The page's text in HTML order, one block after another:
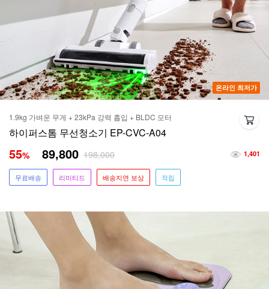
온라인 최저가
1.9kg 가벼운 무게 + 23kPa 강력 흡입 + BLDC 모터
하이퍼스톰 무선청소기 EP-CVC-A04
1,401
55% 89,800 198,000
무료배송 리미티드 배송지연 보상 적립